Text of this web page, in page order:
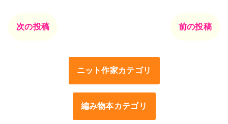
次の投稿 前の投稿
ニット作家カテゴリ
編み物本カテゴリ